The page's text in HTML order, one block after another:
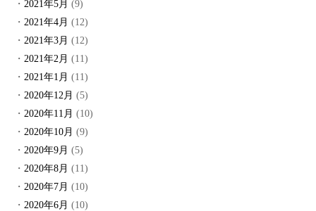
2021年5月 (9)
2021年4月 (12)
2021年3月 (12)
2021年2月 (11)
2021年1月 (11)
2020年12月 (5)
2020年11月 (10)
2020年10月 (9)
2020年9月 (5)
2020年8月 (11)
2020年7月 (10)
2020年6月 (10)